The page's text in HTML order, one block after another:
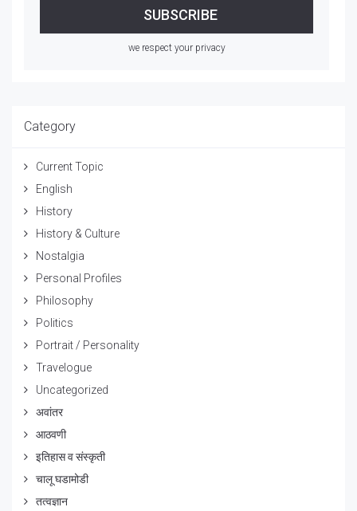
we respect your privacy
Category
Current Topic
English
History
History & Culture
Nostalgia
Personal Profiles
Philosophy
Politics
Portrait / Personality
Travelogue
Uncategorized
अवांतर
आठवणी
इतिहास व संस्कृती
चालू घडामोडी
तत्वज्ञान